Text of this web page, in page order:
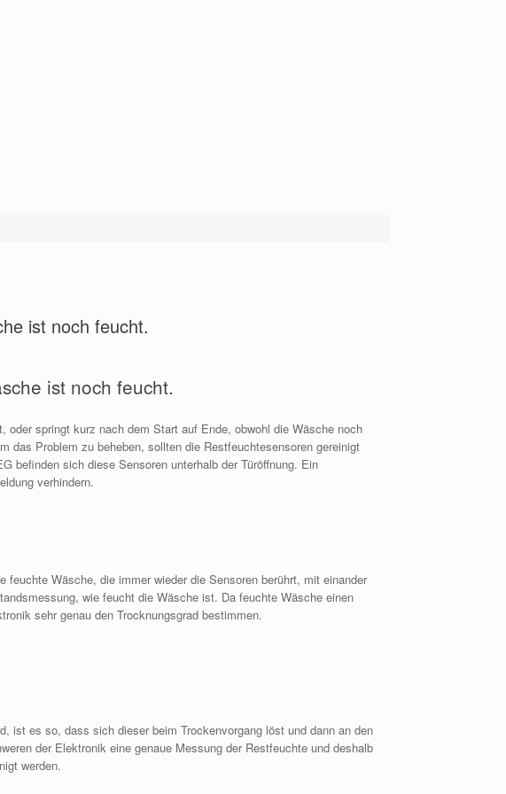
ist noch feucht.
ist noch feucht.
springt kurz nach dem Start auf Ende, obwohl die Wäsche noch
das Problem zu beheben, sollten die Restfeuchtesensoren gereinigt
befinden sich diese Sensoren unterhalb der Türöffnung. Ein
verhindern.
feuchte Wäsche, die immer wieder die Sensoren berührt, mit einander
wie feucht die Wäsche ist. Da feuchte Wäsche einen
sehr genau den Trocknungsgrad bestimmen.
ist es so, dass sich dieser beim Trockenvorgang löst und dann an den
der Elektronik eine genaue Messung der Restfeuchte unddeshalb
werden.